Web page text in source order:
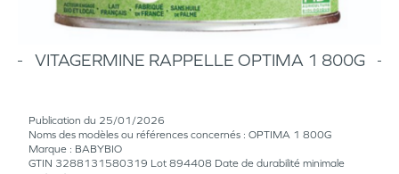
VITAGERMINE RAPPELLE OPTIMA 1 800G
Publication du 25/01/2026
Noms des modèles ou références concernés : OPTIMA 1 800G
Marque : BABYBIO
GTIN 3288131580319 Lot 894408 Date de durabilité minimale